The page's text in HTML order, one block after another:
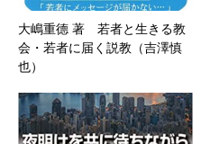
大嶋重德 著 若者と生きる教
会・若者に届く説教（吉澤慎
也）